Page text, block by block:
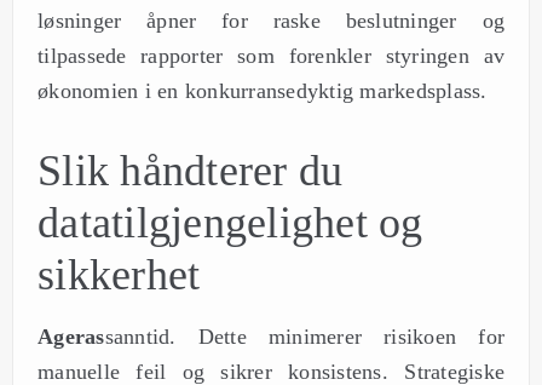
løsninger åpner for raske beslutninger og
tilpassede rapporter som forenkler styringen av
økonomien i en konkurransedyktig markedsplass.
Slik håndterer du
datatilgjengelighet og
sikkerhet
Agerassanntid. Dette minimerer risikoen for
manuelle feil og sikrer konsistens. Strategiske